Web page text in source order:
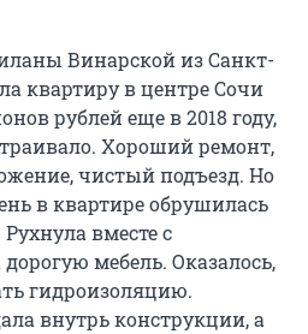
Винарской из Санкт-
квартиру в центре Сочи
рублей еще в 2018 году,
Хороший ремонт,
чистый подъезд. Но
в квартире обрушилась
вместе с
мебель. Оказалось,
гидроизоляцию.
внутрь конструкции, а